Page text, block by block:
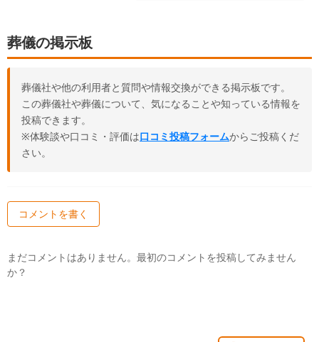
葬儀の掲示板
葬儀社や他の利用者と質問や情報交換ができる掲示板です。
この葬儀社や葬儀について、気になることや知っている情報を
投稿できます。
※体験談や口コミ・評価は口コミ投稿フォームからご投稿くだ
さい。
コメントを書く
まだコメントはありません。最初のコメントを投稿してみません
か？